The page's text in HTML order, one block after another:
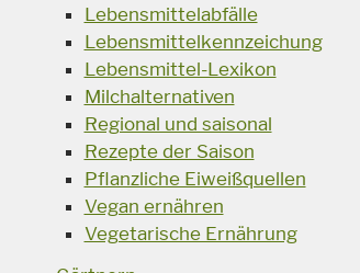
Lebensmittelabfälle
Lebensmittelkennzeichung
Lebensmittel-Lexikon
Milchalternativen
Regional und saisonal
Rezepte der Saison
Pflanzliche Eiweißquellen
Vegan ernähren
Vegetarische Ernährung